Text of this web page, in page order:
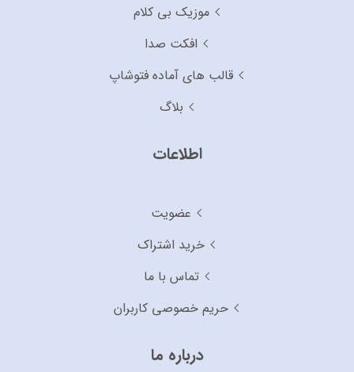
موزیک بی کلام
افکت صدا
قالب های آماده فتوشاپ
بلاگ
اطلاعات
عضویت
خرید اشتراک
تماس با ما
حریم خصوصی کاربران
درباره ما